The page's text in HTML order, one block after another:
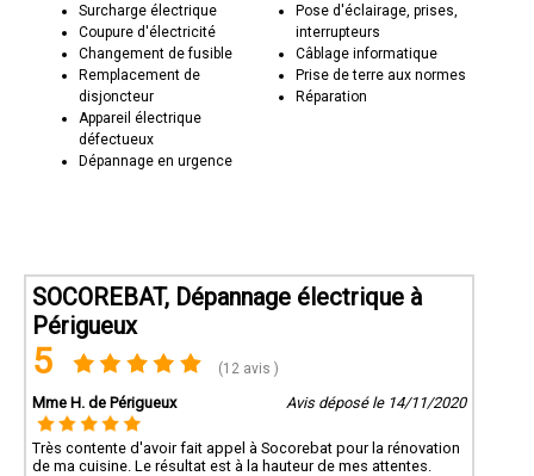
Surcharge électrique
Coupure d'électricité
Changement de fusible
Remplacement de
disjoncteur
Appareil électrique
défectueux
Dépannage en urgence
Pose d'éclairage, prises,
interrupteurs
Câblage informatique
Prise de terre aux normes
Réparation
SOCOREBAT, Dépannage électrique à
Périgueux
5 (12 avis )
Mme H. de Périgueux Avis déposé le 14/11/2020
Très contente d'avoir fait appel à Socorebat pour la rénovation
de ma cuisine. Le résultat est à la hauteur de mes attentes.